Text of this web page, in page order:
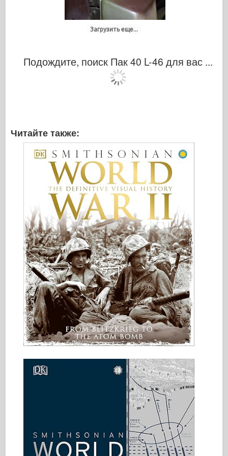
Загрузить еще...
Подождите, поиск Пак 40 L-46 для вас ...
Читайте также: